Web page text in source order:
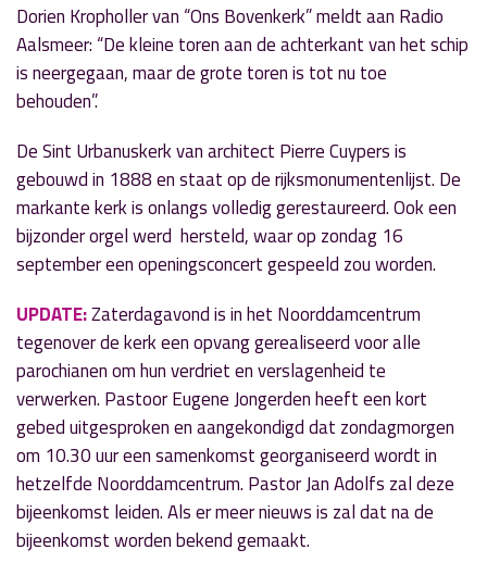
Dorien Kropholler van “Ons Bovenkerk” meldt aan Radio
Aalsmeer: “De kleine toren aan de achterkant van het schip
is neergegaan, maar de grote toren is tot nu toe
behouden”.
De Sint Urbanuskerk van architect Pierre Cuypers is
gebouwd in 1888 en staat op de rijksmonumentenlijst. De
markante kerk is onlangs volledig gerestaureerd. Ook een
bijzonder orgel werd hersteld, waar op zondag 16
september een openingsconcert gespeeld zou worden.
UPDATE:Zaterdagavond is in het Noorddamcentrum
tegenover de kerk een opvang gerealiseerd voor alle
parochianen om hun verdriet en verslagenheid te
verwerken. Pastoor Eugene Jongerden heeft een kort
gebed uitgesproken en aangekondigd dat zondagmorgen
om 10.30 uur een samenkomst georganiseerd wordt in
hetzelfde Noorddamcentrum. Pastor Jan Adolfs zal deze
bijeenkomst leiden. Als er meer nieuws is zal dat na de
bijeenkomst worden bekend gemaakt.